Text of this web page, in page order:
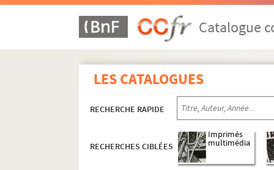
Catalogue
LES CATALOGUES
RECHERCHE RAPIDE
RECHERCHES CIBLÉES
Imprimés
multimédia